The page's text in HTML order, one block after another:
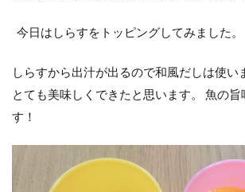
今日はしらすをトッピングしてみました。
しらすから出汁が出るので和風だしは使い
とても美味しくできたと思います。 魚の
す！